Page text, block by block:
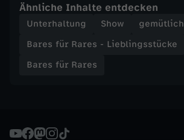
e
b
l
n
Ähnliche Inhalte entdecken
Unterhaltung Show gemütlich
Bares für Rares - Lieblingsstücke
Bares für Rares